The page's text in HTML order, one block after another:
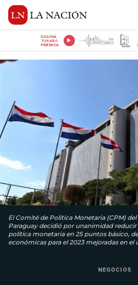
ESCUCHÁ
TU RADIO
PREFERIDA
El Comité de Política Monetaria (CPM)
Paraguay decidió por unanimidad reducir
política monetaria en 25 puntos básico,
económicas para el 2023 mejoradas en
NEGOCIOS